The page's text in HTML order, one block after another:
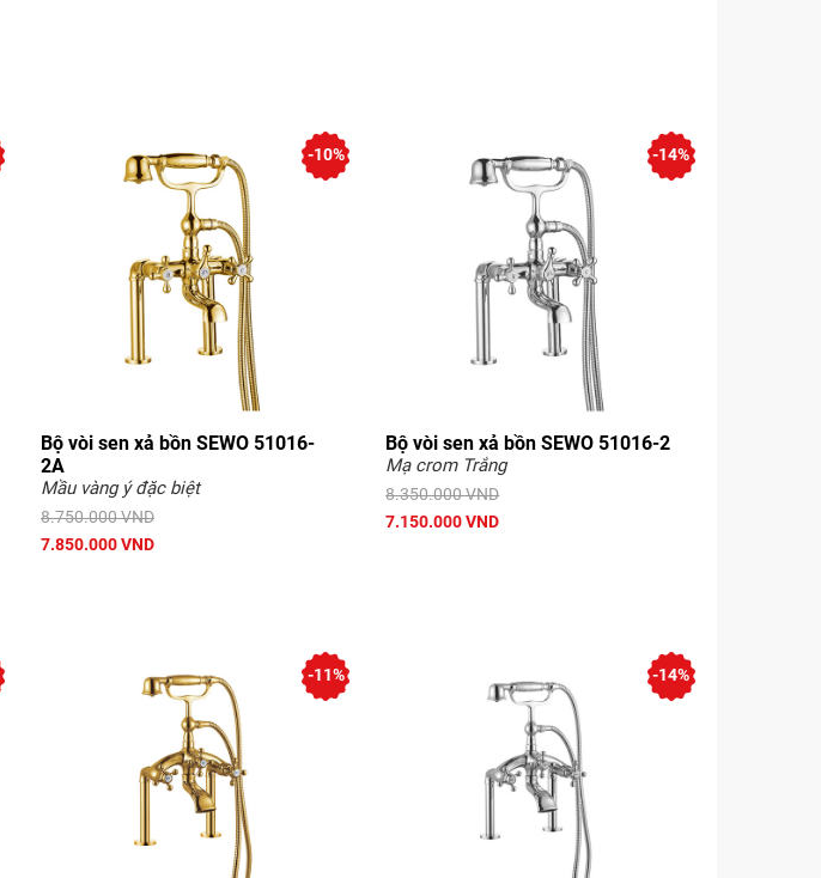
Bộ vòi sen xả bồn SEWO 51016-
2A
Mầu vàng ý đặc biệt
8.750.000 VND
7.850.000 VND
-10%
Bộ vòi sen xả bồn SEWO 51016-2
Mạ crom Trắng
8.350.000 VND
7.150.000 VND
-14%
-11% -14%